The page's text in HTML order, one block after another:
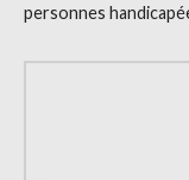
personnes